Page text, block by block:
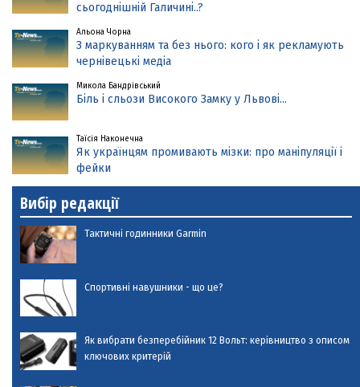
сьогоднішній Галичині..?
Альона Чорна
З маркуванням та без нього: кого і як рекламують
чернівецькі медіа
Микола Бандрівський
Біль і сльози Високого Замку у Львові...
Таїсія Наконечна
Як українцям промивають мізки: про маніпуляції і
фейки
Вибір редакції
Тактичні годинники Garmin
Спортивні навушники - що це?
Як вибрати безперебійник 12 Вольт: керівництво з описом
ключових критерій